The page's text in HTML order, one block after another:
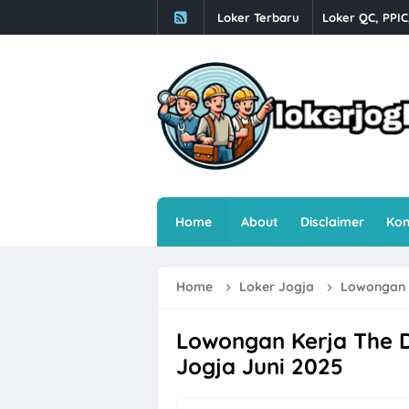
Loker Terbaru Loker Crew
Loker
Loker
Loker Driver
Loker Helper
Farmosa
Loker
Home About Disclaimer
Home Loker Jogja Lowongan
Lowongan Kerja The
Jogja Juni 2025